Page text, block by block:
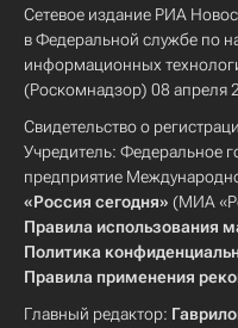
Сетевое издание РИА
в Федеральной службе по
информационных
(Роскомнадзор) 08 апреля
Свидетельство о
Учредитель: Федеральное
предприятие
«Россия сегодня» (МИА
Правила использования
Политика
Правила применения
Главный редактор: